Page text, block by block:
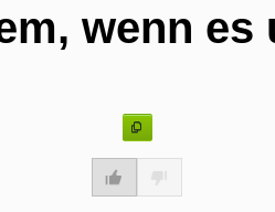
wenn es